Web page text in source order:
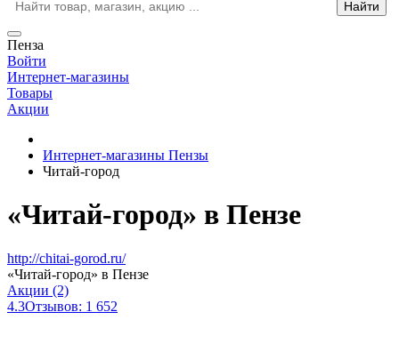
Пенза
Войти
Интернет-магазины
Товары
Акции
Интернет-магазины Пензы
Читай-город
«Читай-город» в Пензе
http://chitai-gorod.ru/
«Читай-город» в Пензе
Акции (2)
4.3Отзывов: 1 652